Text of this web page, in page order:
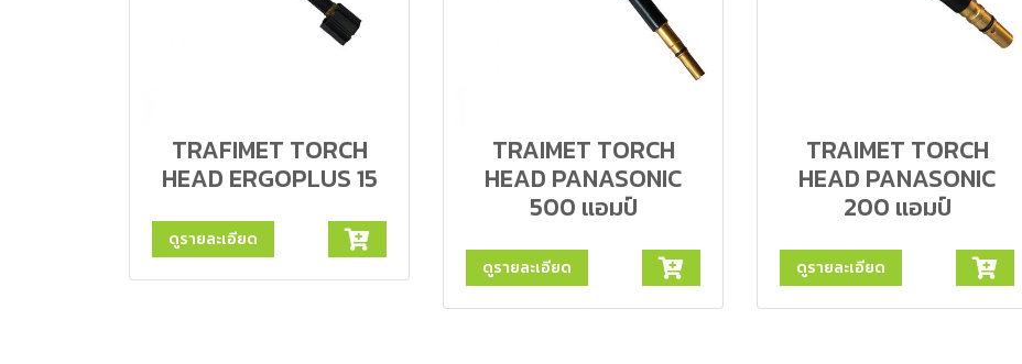
TRAFIMET TORCH
HEAD ERGOPLUS 15
ดูรายละเอียด
TRAIMET TORCH
HEAD PANASONIC
500 แอมป์
ดูรายละเอียด
TRAIMET TORCH
HEAD PANASONIC
200 แอมป์
ดูรายละเอียด